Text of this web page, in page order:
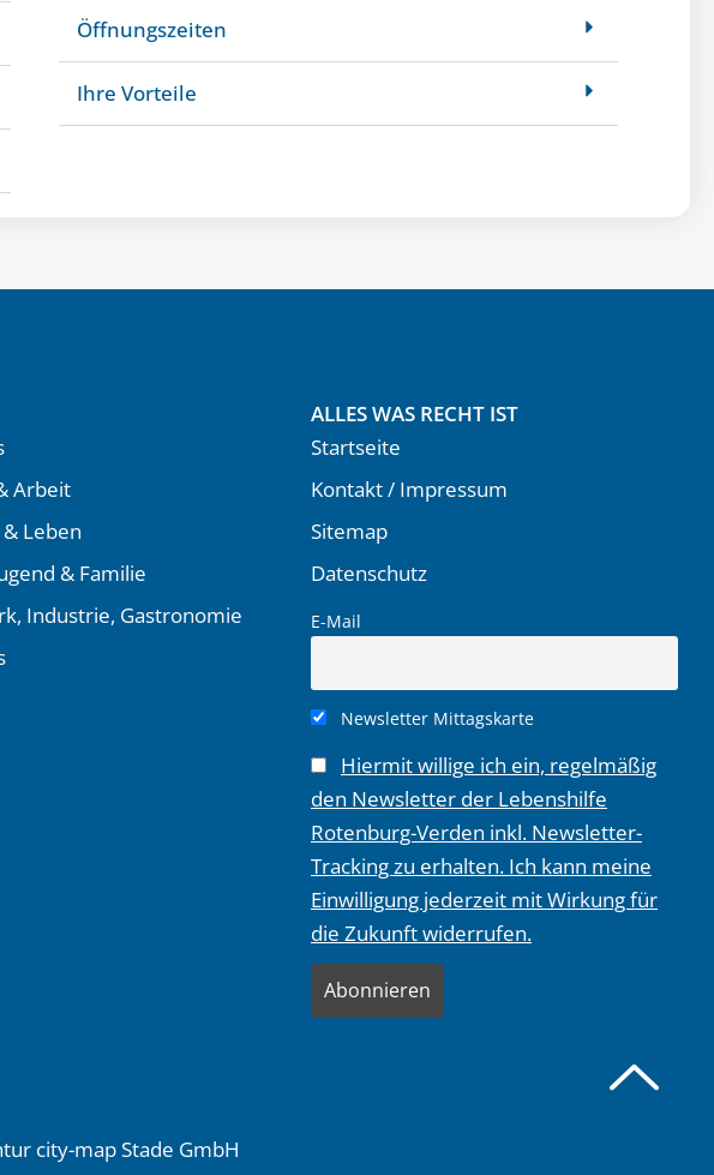
Öffnungszeiten
Ihre Vorteile
Arbeit
Leben
& Familie
Industrie, Gastronomie
ALLES WAS RECHT IST
Startseite
Kontakt / Impressum
Sitemap
Datenschutz
E-Mail
Newsletter Mittagskarte
Hiermit willige ich ein, regelmäßig
den Newsletter der Lebenshilfe
Rotenburg-Verden inkl. Newsletter-
Tracking zu erhalten. Ich kann meine
Einwilligung jederzeit mit Wirkung für
die Zukunft widerrufen.
city-map Stade GmbH